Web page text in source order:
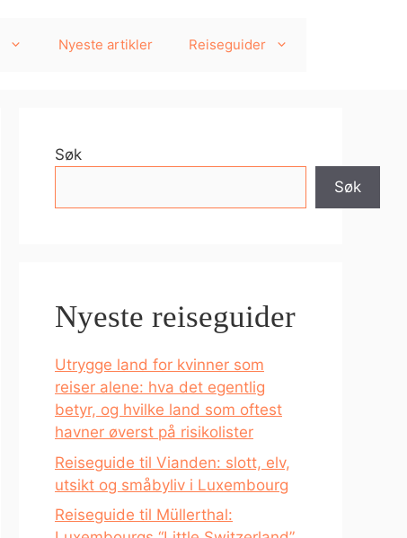
Nyeste artikler Reiseguider
Søk
Søk
Nyeste reiseguider
Utrygge land for kvinner som
reiser alene: hva det egentlig
betyr, og hvilke land som oftest
havner øverst på risikolister
Reiseguide til Vianden: slott, elv,
utsikt og småbyliv i Luxembourg
Reiseguide til Müllerthal: